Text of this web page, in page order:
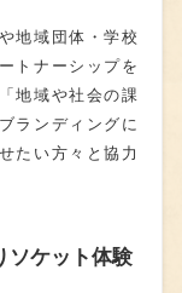
地域団体・学校
トナーシップを
地域や社会の課
ランディングに
たい方々と協力
ソケット体験